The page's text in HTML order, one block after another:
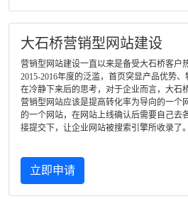
大石桥营销型网站建设
营销型网站建设一直以来是备受大石桥客户
2015-2016年度的泛滥，首页突显产品优势
在冷静下来后的思考，对于企业而言，大石
营销型网站应该是提高转化率为导向的一个
的一个网站，在网站上线确认后需要自己去
接提交下，让企业网站被搜索引擎所收录了。
立即申请